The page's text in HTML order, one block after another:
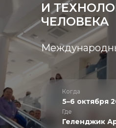
И
ЧЕЛОВЕКА
Когда
5–6 октября
Где
Геленджик